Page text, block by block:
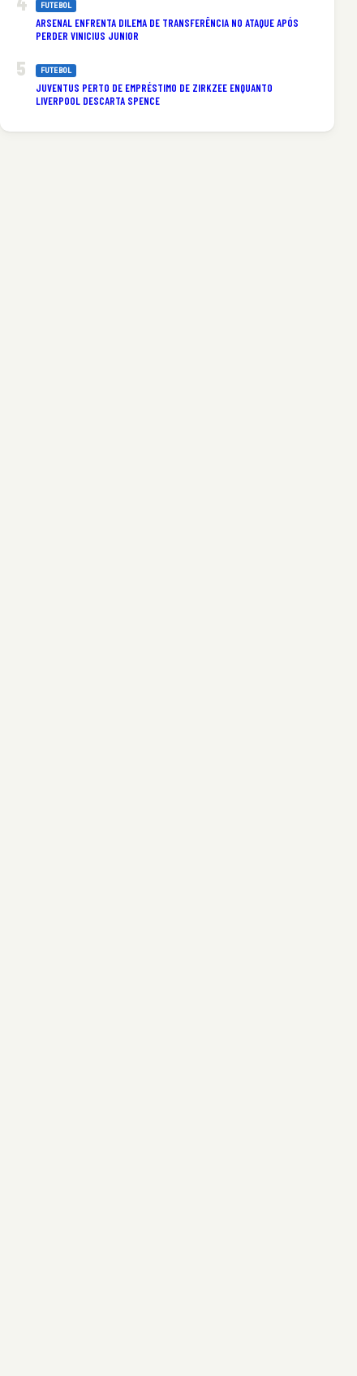
FUTEBOL
ARSENAL ENFRENTA DILEMA DE TRANSFERÊNCIA NO ATAQUE APÓS
PERDER VINICIUS JUNIOR
FUTEBOL
JUVENTUS PERTO DE EMPRÉSTIMO DE ZIRKZEE ENQUANTO
LIVERPOOL DESCARTA SPENCE